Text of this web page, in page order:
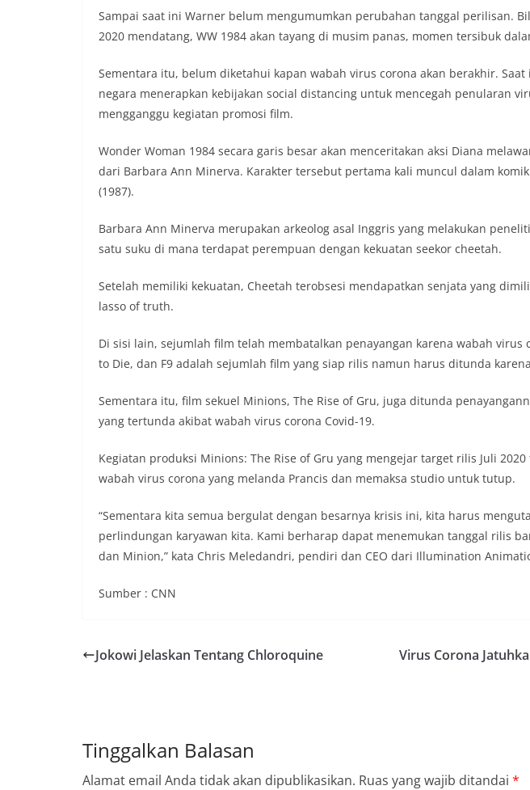
Sampai saat ini Warner belum mengumumkan perubahan tanggal perilisan.
2020 mendatang, WW 1984 akan tayang di musim panas, momen tersibuk
Sementara itu, belum diketahui kapan wabah virus corona akan berakhir.
negara menerapkan kebijakan social distancing untuk mencegah penularan
mengganggu kegiatan promosi film.
Wonder Woman 1984 secara garis besar akan menceritakan aksi Diana
dari Barbara Ann Minerva. Karakter tersebut pertama kali muncul dalam
(1987).
Barbara Ann Minerva merupakan arkeolog asal Inggris yang melakukan
satu suku di mana terdapat perempuan dengan kekuatan seekor cheetah.
Setelah memiliki kekuatan, Cheetah terobsesi mendapatkan senjata yang
lasso of truth.
Di sisi lain, sejumlah film telah membatalkan penayangan karena wabah virus
to Die, dan F9 adalah sejumlah film yang siap rilis namun harus ditunda
Sementara itu, film sekuel Minions, The Rise of Gru, juga ditunda
yang tertunda akibat wabah virus corona Covid-19.
Kegiatan produksi Minions: The Rise of Gru yang mengejar target rilis Juli
wabah virus corona yang melanda Prancis dan memaksa studio untuk tutup.
“Sementara kita semua bergulat dengan besarnya krisis ini, kita harus
perlindungan karyawan kita. Kami berharap dapat menemukan tanggal rilis
dan Minion,” kata Chris Meledandri, pendiri dan CEO dari Illumination
Sumber : CNN
Jokowi Jelaskan Tentang Chloroquine
Virus Corona
Tinggalkan Balasan
Alamat email Anda tidak akan dipublikasikan. Ruas yang wajib ditandai *